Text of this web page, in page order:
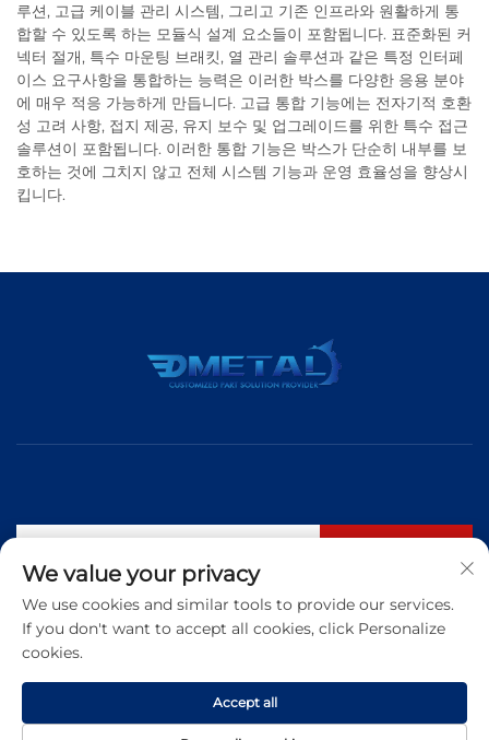
루션, 고급 케이블 관리 시스템, 그리고 기존 인프라와 원활하게 통
합할 수 있도록 하는 모듈식 설계 요소들이 포함됩니다. 표준화된 커
넥터 절개, 특수 마운팅 브래킷, 열 관리 솔루션과 같은 특정 인터페
이스 요구사항을 통합하는 능력은 이러한 박스를 다양한 응용 분야
에 매우 적응 가능하게 만듭니다. 고급 통합 기능에는 전자기적 호환
성 고려 사항, 접지 제공, 유지 보수 및 업그레이드를 위한 특수 접근
솔루션이 포함됩니다. 이러한 통합 기능은 박스가 단순히 내부를 보
호하는 것에 그치지 않고 전체 시스템 기능과 운영 효율성을 향상시
킵니다.
전화:+86 183 5421 3960
We value your privacy
We use cookies and similar tools to provide our services.
If you don't want to accept all cookies, click Personalize
cookies.
Accept all